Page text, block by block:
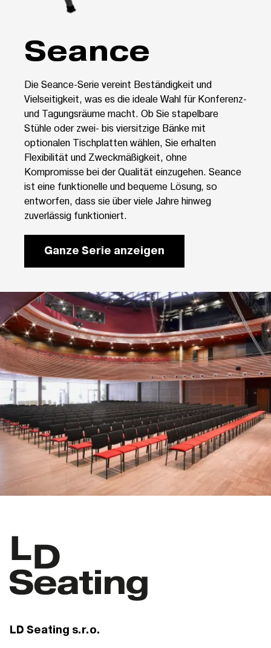
Seance
Die Seance-Serie vereint Beständigkeit und
Vielseitigkeit, was es die ideale Wahl für Konferenz-
und Tagungsräume macht. Ob Sie stapelbare
Stühle oder zwei- bis viersitzige Bänke mit
optionalen Tischplatten wählen, Sie erhalten
Flexibilität und Zweckmäßigkeit, ohne
Kompromisse bei der Qualität einzugehen. Seance
ist eine funktionelle und bequeme Lösung, so
entworfen, dass sie über viele Jahre hinweg
zuverlässig funktioniert.
Ganze Serie anzeigen
LD Seating s.r.o.